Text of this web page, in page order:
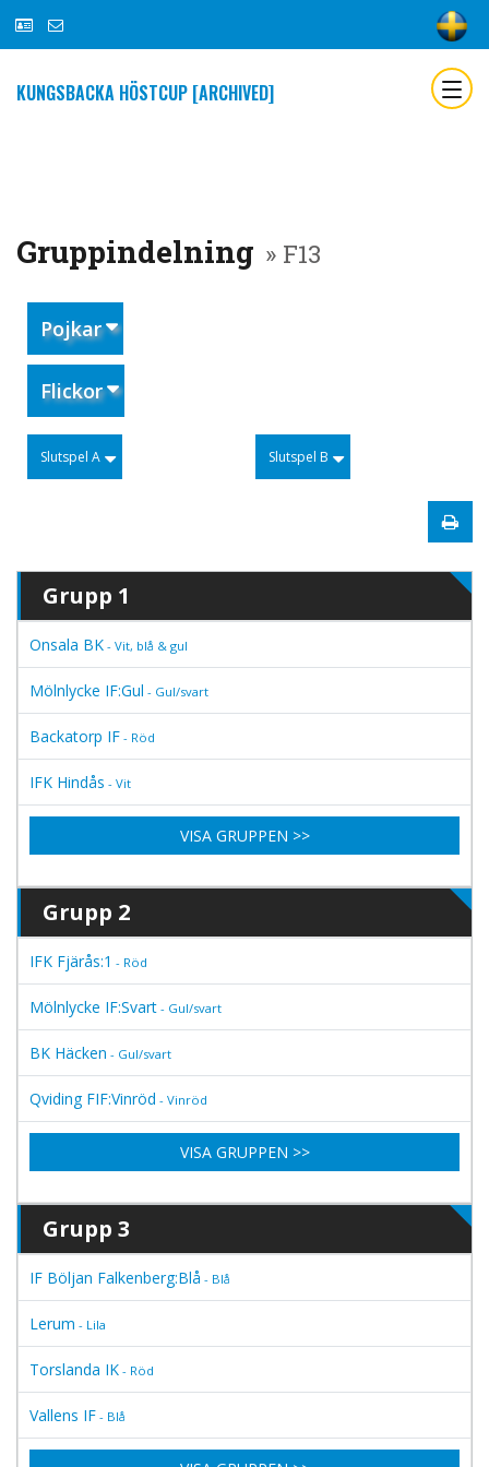
KUNGSBACKA HÖSTCUP [ARCHIVED]
Gruppindelning » F13
Pojkar
Flickor
Slutspel A Slutspel B
Grupp 1
Onsala BK - Vit, blå & gul
Mölnlycke IF:Gul - Gul/svart
Backatorp IF - Röd
IFK Hindås - Vit
VISA GRUPPEN >>
Grupp 2
IFK Fjärås:1 - Röd
Mölnlycke IF:Svart - Gul/svart
BK Häcken - Gul/svart
Qviding FIF:Vinröd - Vinröd
VISA GRUPPEN >>
Grupp 3
IF Böljan Falkenberg:Blå - Blå
Lerum - Lila
Torslanda IK - Röd
Vallens IF - Blå